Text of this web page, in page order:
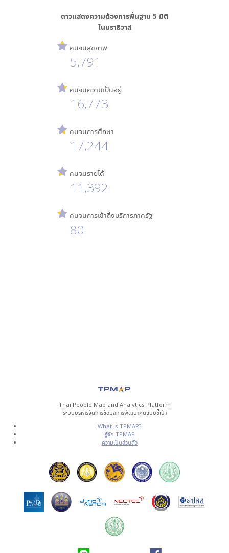
ดาวแสดงความต้องการพื้นฐาน 5 มิติ
ในนราธิวาส
คนจนสุขภาพ
5,791
คนจนความเป็นอยู่
16,773
คนจนการศึกษา
17,244
คนจนรายได้
11,392
คนจนการเข้าถึงบริการภาครัฐ
80
Thai People Map and Analytics Platform
ระบบบริหารจัดการข้อมูลการพัฒนาคนแบบชี้เป้า
What is TPMAP?
รู้จัก TPMAP
ความเป็นส่วนตัว